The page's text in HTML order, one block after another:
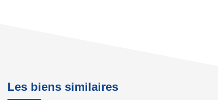
Les biens similaires